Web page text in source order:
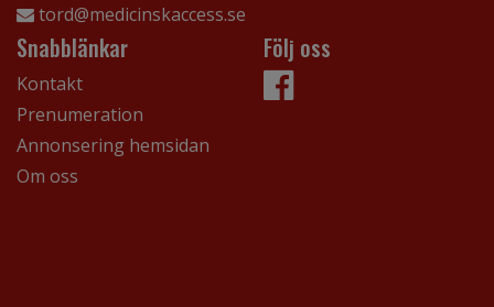
tord@medicinskaccess.se
Snabblänkar
Kontakt
Prenumeration
Annonsering hemsidan
Om oss
Följ oss